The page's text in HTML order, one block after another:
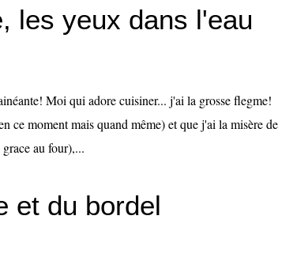
les yeux dans l'eau
Moi qui adore cuisiner... j'ai la grosse flegme!
ce moment mais quand même) et que j'ai la misère de
au four),...
et du bordel